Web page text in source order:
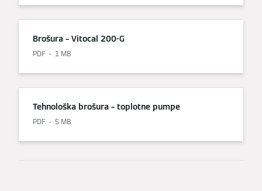
Brošura – Vitocal 200-G
PDF 1 MB
Tehnološka brošura – toplotne pumpe
PDF 5 MB